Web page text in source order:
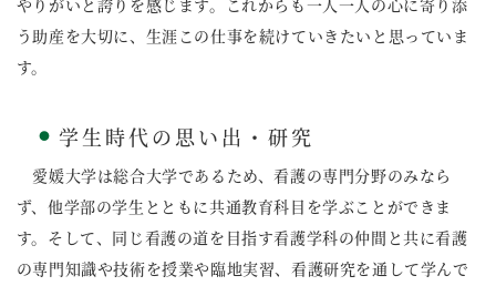
う助産を大切に、生涯この仕事を続けていきたいと思っていま
す。
● 学生時代の思い出・研究
愛媛大学は総合大学であるため、看護の専門分野のみなら
ず、他学部の学生とともに共通教育科目を学ぶことができま
す。そして、同じ看護の道を目指す看護学科の仲間と共に看護
の専門知識や技術を授業や臨地実習、看護研究を通して学んで